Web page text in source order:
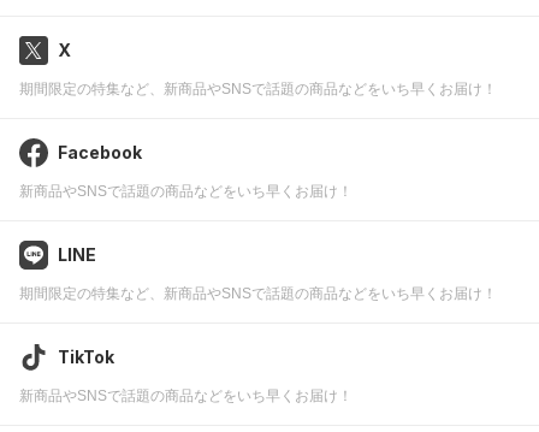
X
期間限定の特集など、新商品やSNSで話題の商品などをいち早くお届け！
Facebook
新商品やSNSで話題の商品などをいち早くお届け！
LINE
期間限定の特集など、新商品やSNSで話題の商品などをいち早くお届け！
TikTok
新商品やSNSで話題の商品などをいち早くお届け！